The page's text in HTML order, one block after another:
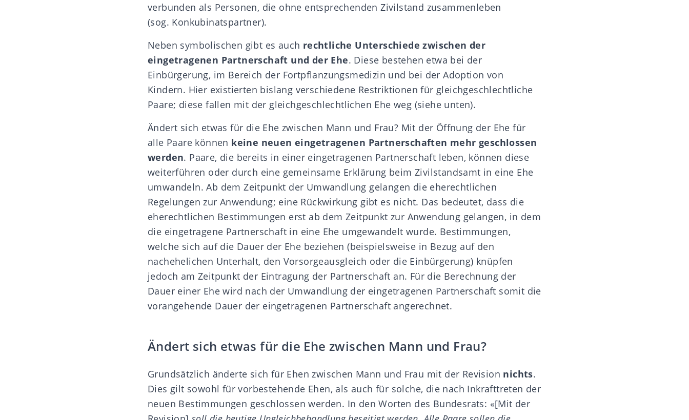
verbunden als Personen, die ohne entsprechenden Zivilstand zusammenleben
(sog. Konkubinatspartner).
Neben symbolischen gibt es auch rechtliche Unterschiede zwischen der
eingetragenen Partnerschaft und der Ehe. Diese bestehen etwa bei der
Einbürgerung, im Bereich der Fortpflanzungsmedizin und bei der Adoption von
Kindern. Hier existierten bislang verschiedene Restriktionen für gleichgeschlechtliche
Paare; diese fallen mit der gleichgeschlechtlichen Ehe weg (siehe unten).
Ändert sich etwas für die Ehe zwischen Mann und Frau? Mit der Öffnung der Ehe für
alle Paare können keine neuen eingetragenen Partnerschaften mehr geschlossen
werden. Paare, die bereits in einer eingetragenen Partnerschaft leben, können diese
weiterführen oder durch eine gemeinsame Erklärung beim Zivilstandsamt in eine Ehe
umwandeln. Ab dem Zeitpunkt der Umwandlung gelangen die eherechtlichen
Regelungen zur Anwendung; eine Rückwirkung gibt es nicht. Das bedeutet, dass die
eherechtlichen Bestimmungen erst ab dem Zeitpunkt zur Anwendung gelangen, in dem
die eingetragene Partnerschaft in eine Ehe umgewandelt wurde. Bestimmungen,
welche sich auf die Dauer der Ehe beziehen (beispielsweise in Bezug auf den
nachehelichen Unterhalt, den Vorsorgeausgleich oder die Einbürgerung) knüpfen
jedoch am Zeitpunkt der Eintragung der Partnerschaft an. Für die Berechnung der
Dauer einer Ehe wird nach der Umwandlung der eingetragenen Partnerschaft somit die
vorangehende Dauer der eingetragenen Partnerschaft angerechnet.
Ändert sich etwas für die Ehe zwischen Mann und Frau?
Grundsätzlich änderte sich für Ehen zwischen Mann und Frau mit der Revision nichts.
Dies gilt sowohl für vorbestehende Ehen, als auch für solche, die nach Inkrafttreten der
neuen Bestimmungen geschlossen werden. In den Worten des Bundesrats: «[Mit der